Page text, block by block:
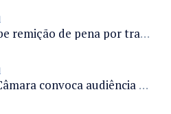
PL 82/26 proíbe remição de pena por trabalho em funções militares para condenados por crimes contra o Estado Democrático de Direito
Comissão da Câmara convoca audiência para discutir misoginia nas escolas e universidades após divulgação de listas misóginas